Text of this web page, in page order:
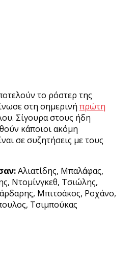
στη σημερινή πρώτη
Σίγουρα στους ήδη
κάποιοι ακόμη
σε συζητήσεις με τους
Αλιατίδης, Μπαλάφας,
Ντομίνγκεθ, Τσιώλης,
Μπιτσάκος, Ροχάνο,
Τσιμπούκας